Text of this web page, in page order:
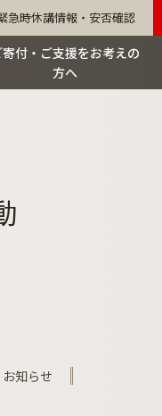
急時休講情報・安否確認
寄付・ご支援をお考えの
方へ
お知らせ